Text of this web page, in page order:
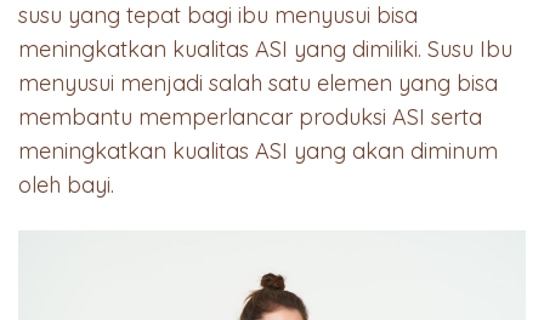
susu yang tepat bagi ibu menyusui bisa
meningkatkan kualitas ASI yang dimiliki. Susu Ibu
menyusui menjadi salah satu elemen yang bisa
membantu memperlancar produksi ASI serta
meningkatkan kualitas ASI yang akan diminum
oleh bayi.